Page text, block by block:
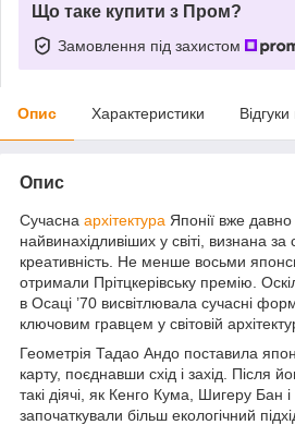
Що таке купити з Пром?
Замовлення під захистом
Опис Характеристики
Опис
Сучасна архітектура Японії вже
найвинахідливіших у світі, визнана за
креативність. Не менше восьми
отримали Прітцкерівську премію.
в Осаці ’70 висвітлювала сучасні
ключовим гравцем у світовій
Геометрія Тадао Андо поставила
карту, поєднавши схід і захід. Після
такі діячі, як Кенго Кума, Шигеру Бан
започаткували більш екологічний